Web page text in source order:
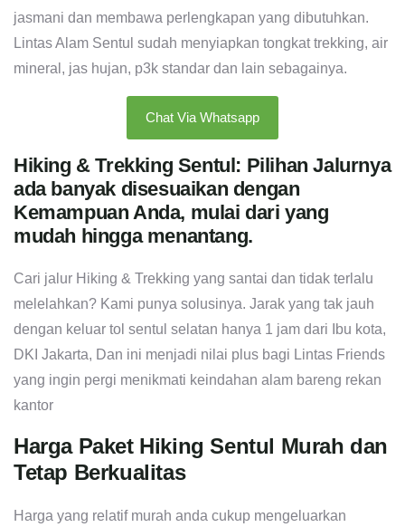
jasmani dan membawa perlengkapan yang dibutuhkan.
Lintas Alam Sentul sudah menyiapkan tongkat trekking, air
mineral, jas hujan, p3k standar dan lain sebagainya.
Chat Via Whatsapp
Hiking & Trekking Sentul: Pilihan Jalurnya
ada banyak disesuaikan dengan
Kemampuan Anda, mulai dari yang
mudah hingga menantang.
Cari jalur Hiking & Trekking yang santai dan tidak terlalu
melelahkan? Kami punya solusinya. Jarak yang tak jauh
dengan keluar tol sentul selatan hanya 1 jam dari Ibu kota,
DKI Jakarta, Dan ini menjadi nilai plus bagi Lintas Friends
yang ingin pergi menikmati keindahan alam bareng rekan
kantor
Harga Paket Hiking Sentul Murah dan
Tetap Berkualitas
Harga yang relatif murah anda cukup mengeluarkan